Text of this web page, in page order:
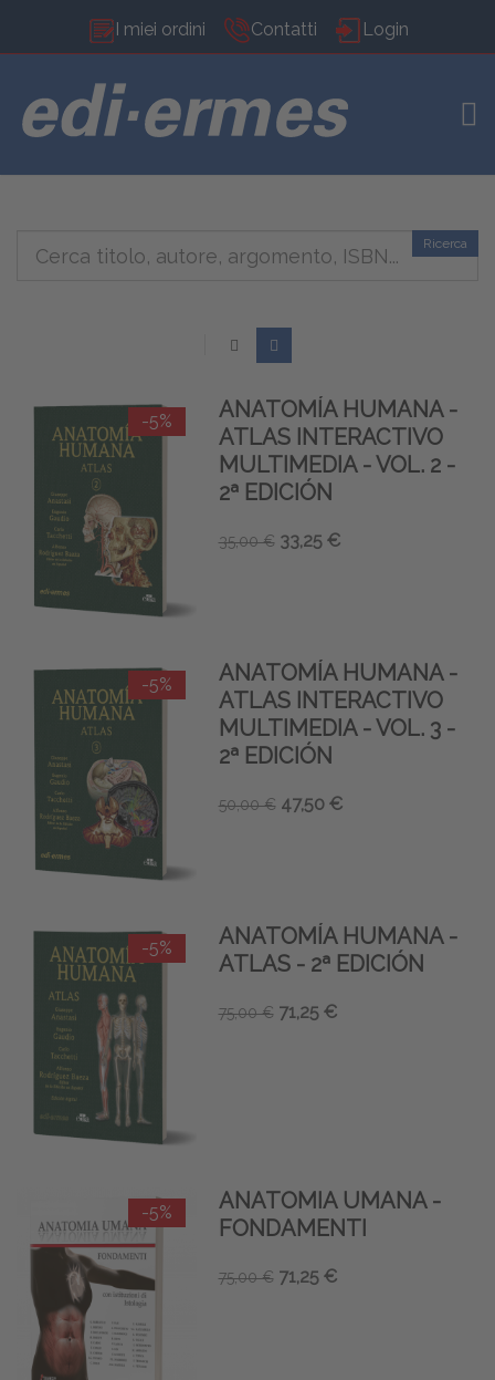
I miei ordini Contatti Login
Ricerca
-5%
ANATOMÍA HUMANA -
ATLAS INTERACTIVO
MULTIMEDIA - VOL. 2 -
2ª EDICIÓN
35,00 € 33,25 €
-5%
ANATOMÍA HUMANA -
ATLAS INTERACTIVO
MULTIMEDIA - VOL. 3 -
2ª EDICIÓN
50,00 € 47,50 €
-5%
ANATOMÍA HUMANA -
ATLAS - 2ª EDICIÓN
75,00 € 71,25 €
-5%
ANATOMIA UMANA -
FONDAMENTI
75,00 € 71,25 €